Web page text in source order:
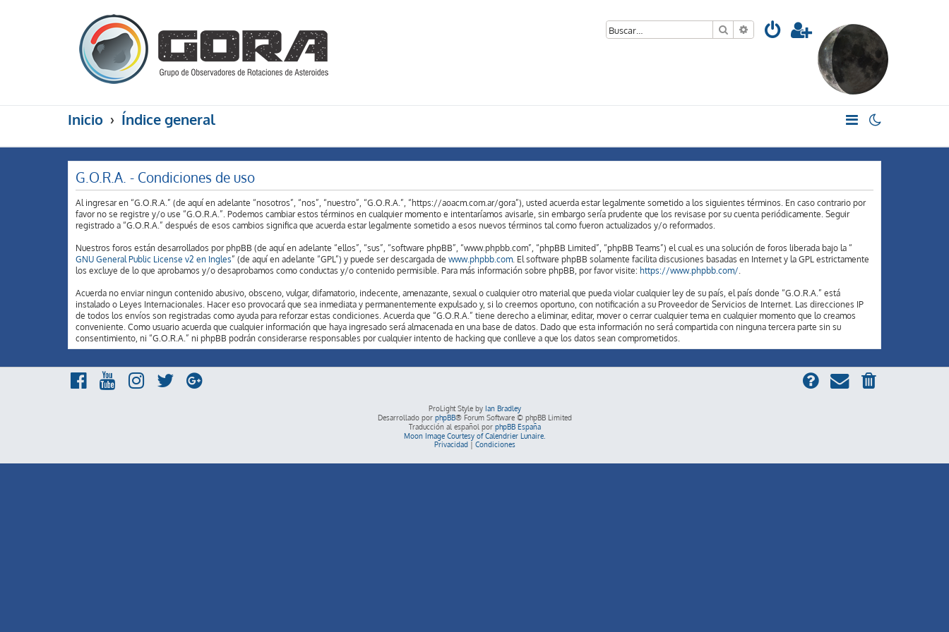
Buscar Búsqueda avanzada
Inicio Índice general
G.O.R.A. - Condiciones de uso
Al ingresar en “G.O.R.A.” (de aquí en adelante “nosotros”, “nos”, “nuestro”, “G.O.R.A.”, “https://aoacm.com.ar/gora”), usted acuerda estar legalmente sometido a los siguientes términos. En caso contrario por
favor no se registre y/o use “G.O.R.A.”. Podemos cambiar estos términos en cualquier momento e intentaríamos avisarle, sin embargo sería prudente que los revisase por su cuenta periódicamente. Seguir
registrado a “G.O.R.A.” después de esos cambios significa que acuerda estar legalmente sometido a esos nuevos términos tal como fueron actualizados y/o reformados.
Nuestros foros están desarrollados por phpBB (de aquí en adelante “ellos”, “sus”, “software phpBB”, “www.phpbb.com”, “phpBB Limited”, “phpBB Teams”) el cual es una solución de foros liberada bajo la “
GNU General Public License v2 en Ingles” (de aquí en adelante “GPL”) y puede ser descargada de www.phpbb.com . El software phpBB solamente facilita discusiones basadas en Internet y la GPL estrictamente
los excluye de lo que aprobamos y/o desaprobamos como conductas y/o contenido permisible. Para más información sobre phpBB, por favor visite: https://www.phpbb.com/
Acuerda no enviar ningun contenido abusivo, obsceno, vulgar, difamatorio, indecente, amenazante, sexual o cualquier otro material que pueda violar cualquier ley de su país, el país donde “G.O.R.A.” está
instalado o Leyes Internacionales. Hacer eso provocará que sea inmediata y permanentemente expulsado y, si lo creemos oportuno, con notificación a su Proveedor de Servicios de Internet. Las direcciones IP
de todos los envíos son registradas como ayuda para reforzar estas condiciones. Acuerda que “G.O.R.A.” tiene derecho a eliminar, editar, mover o cerrar cualquier tema en cualquier momento que lo creamos
conveniente. Como usuario acuerda que cualquier información que haya ingresado será almacenada en una base de datos. Dado que esta información no será compartida con ninguna tercera parte sin su
consentimiento, ni “G.O.R.A.” ni phpBB podrán considerarse responsables por cualquier intento de hacking que conlleve a que los datos sean comprometidos.
ProLight Style by Ian Bradley
Desarrollado por phpBB® Forum Software © phpBB Limited
Traducción al español por phpBB España
Moon Image Courtesy of Calendrier Lunaire.
Privacidad| Condiciones